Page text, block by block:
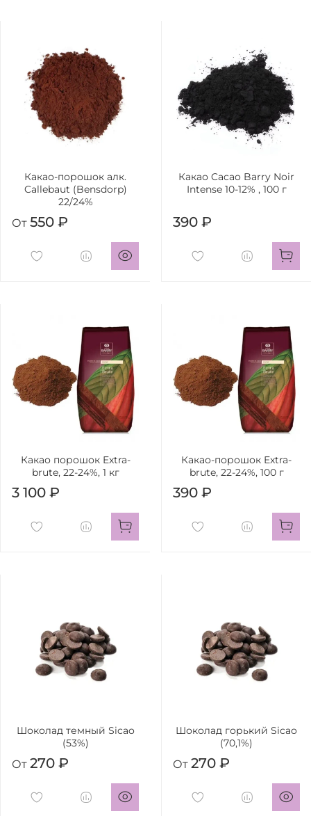
Какао-порошок алк.
Callebaut (Bensdorp)
22/24%
От 550 ₽
Какао Cacao Barry Noir
Intense 10-12% , 100 г
390 ₽
Какао порошок Extra-
brute, 22-24%, 1 кг
3 100 ₽
Какао-порошок Extra-
brute, 22-24%, 100 г
390 ₽
Шоколад темный Sicao
(53%)
От 270 ₽
Шоколад горький Sicao
(70,1%)
От 270 ₽